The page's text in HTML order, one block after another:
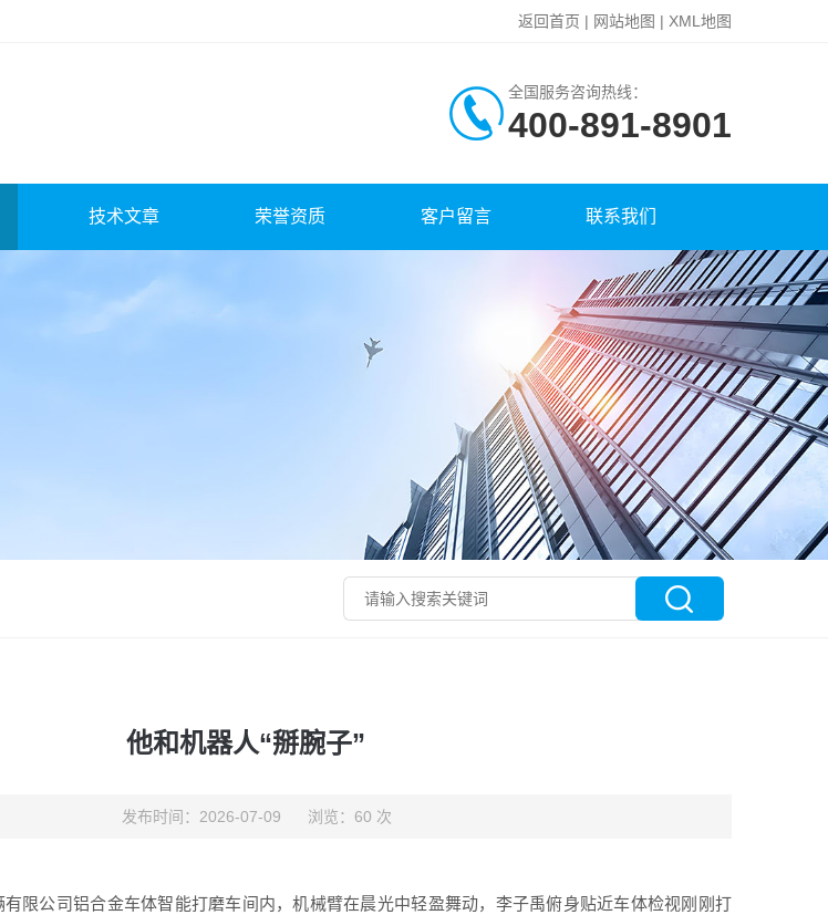
返回首页 | 网站地图 | XML地图
全国服务咨询热线：
400-891-8901
技术文章 荣誉资质 客户留言 联系我们
他和机器人“掰腕子”
发布时间：2026-07-09 浏览：60 次
限公司铝合金车体智能打磨车间内，机械臂在晨光中轻盈舞动，李子禹俯身贴近车体检视刚刚打